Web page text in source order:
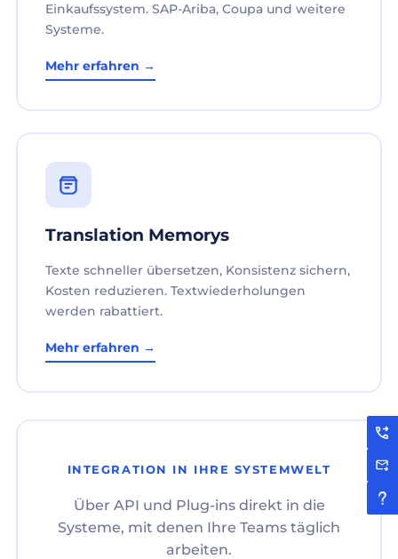
Einkaufssystem. SAP-Ariba, Coupa und weitere
Systeme.
Mehr erfahren →
Translation Memorys
Texte schneller übersetzen, Konsistenz sichern,
Kosten reduzieren. Textwiederholungen
werden rabattiert.
Mehr erfahren →
INTEGRATION IN IHRE SYSTEMWELT
Über API und Plug-ins direkt in die
Systeme, mit denen Ihre Teams täglich
arbeiten.